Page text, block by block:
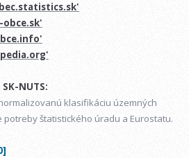
obce.sk'
NUTS:
klasifikáciu územných
potreby štatistického úradu a Eurostatu.